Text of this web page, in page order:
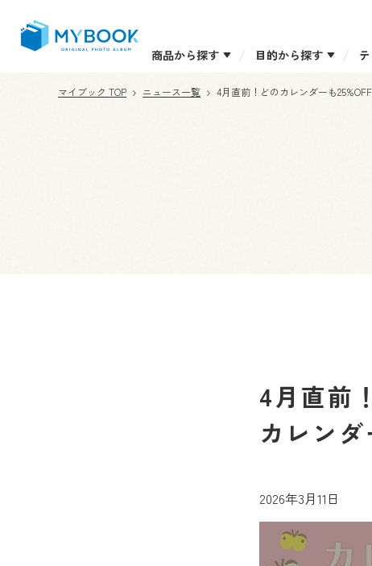
商品から探す 目的から探す
マイブック TOP ニュース一覧 4月直前！どのカレンダーも
4月直前
カレン
2026年3月11日